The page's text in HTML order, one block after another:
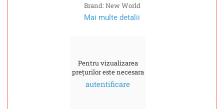
Brand: New World
Mai multe detalii
Pentru vizualizarea
prețurilor este necesara
autentificare